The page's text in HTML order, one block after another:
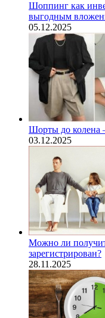
Шоппинг как
выгодным
05.12.2025
Шорты до колена
03.12.2025
Можно ли
зарегистрирован?
28.11.2025